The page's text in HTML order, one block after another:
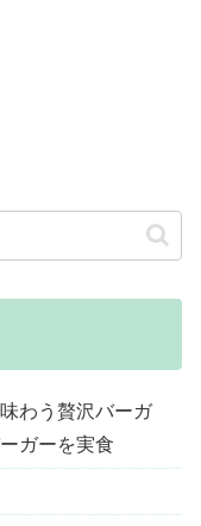
わう贅沢バーガ
ガーを実食